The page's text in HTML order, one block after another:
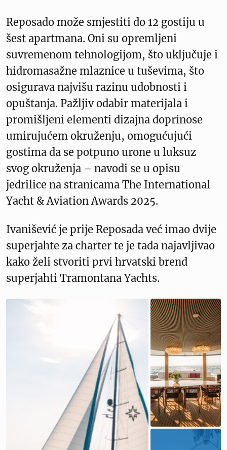
Reposado može smjestiti do 12 gostiju u
šest apartmana. Oni su opremljeni
suvremenom tehnologijom, što uključuje i
hidromasažne mlaznice u tuševima, što
osigurava najvišu razinu udobnosti i
opuštanja. Pažljiv odabir materijala i
promišljeni elementi dizajna doprinose
umirujućem okruženju, omogućujući
gostima da se potpuno urone u luksuz
svog okruženja – navodi se u opisu
jedrilice na stranicama The International
Yacht & Aviation Awards 2025.
Ivanišević je prije Reposada već imao dvije
superjahte za charter te je tada najavljivao
kako želi stvoriti prvi hrvatski brend
superjahti Tramontana Yachts.